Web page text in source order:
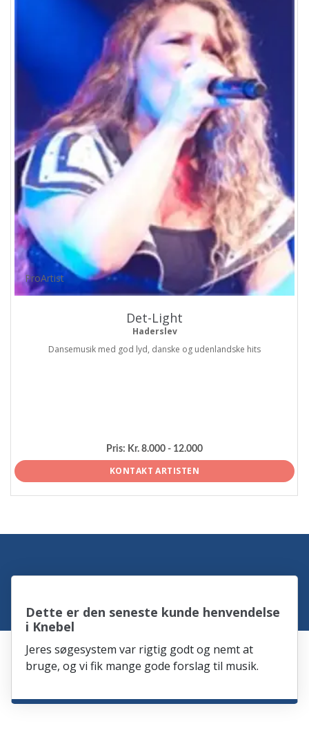
ProArtist
Det-Light
Haderslev
Dansemusik med god lyd, danske og udenlandske hits
Pris: Kr. 8.000 - 12.000
KONTAKT ARTISTEN
Dette er den seneste kunde henvendelse
i Knebel
Jeres søgesystem var rigtig godt og nemt at
bruge, og vi fik mange gode forslag til musik.